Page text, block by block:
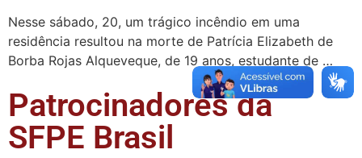
Nesse sábado, 20, um trágico incêndio em uma
residência resultou na morte de Patrícia Elizabeth de
Borba Rojas Alqueveque, de 19 anos, estudante de …
Patrocinadores da
SFPE Brasil